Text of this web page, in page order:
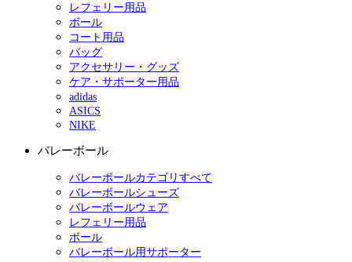
レフェリー用品
ボール
コート用品
バッグ
アクセサリー・グッズ
ケア・サポーター用品
adidas
ASICS
NIKE
バレーボール
バレーボールカテゴリすべて
バレーボールシューズ
バレーボールウェア
レフェリー用品
ボール
バレーボール用サポーター